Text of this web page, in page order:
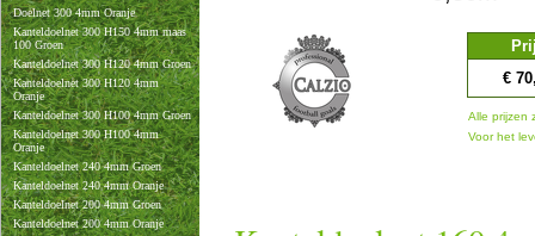
Doelnet 300 4mm Oranje
Kanteldoelnet 300 H150 4mm maas
100 Groen
Kanteldoelnet 300 H120 4mm Groen
Kanteldoelnet 300 H120 4mm
Oranje
Kanteldoelnet 300 H100 4mm Groen
Kanteldoelnet 300 H100 4mm
Oranje
Kanteldoelnet 240 4mm Groen
Kanteldoelnet 240 4mm Oranje
Kanteldoelnet 200 4mm Groen
Kanteldoelnet 200 4mm Oranje
€
Alle prijzen
Voor het